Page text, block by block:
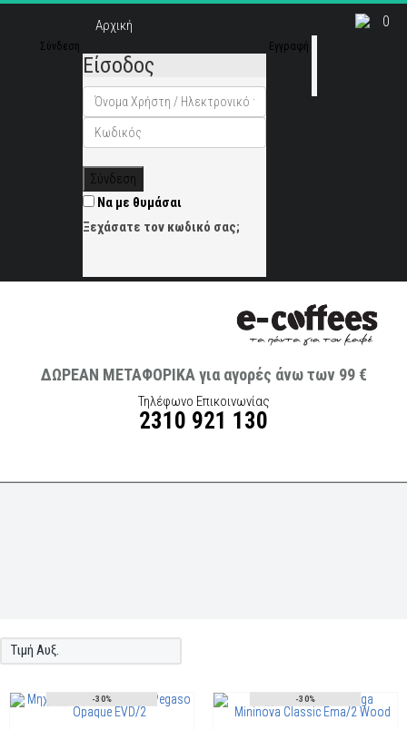
Αρχική
Σύνδεση
Είσοδος
Σύνδεση
Να με θυμάσαι
Ξεχάσατε τον κωδικό σας;
Εγγραφή
ΔΩΡΕΑΝ ΜΕΤΑΦΟΡΙΚΑ για αγορές άνω των 99 €
Τηλέφωνο Επικοινωνίας
2310 921 130
Τιμή Αυξ.
-30% -30%
0